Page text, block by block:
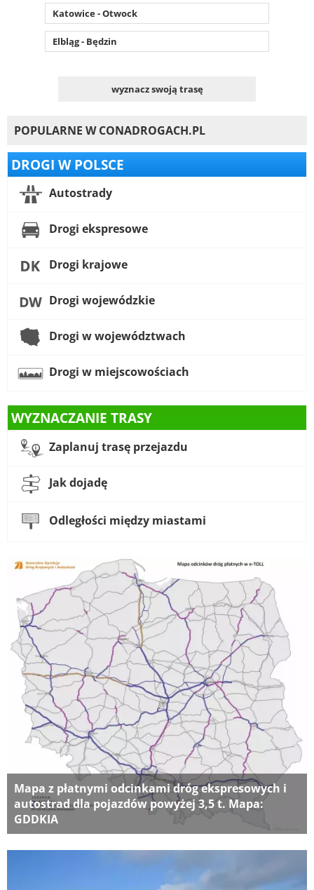
Katowice - Otwock
Elbląg - Będzin
wyznacz swoją trasę
POPULARNE W CONADROGACH.PL
DROGI W POLSCE
Autostrady
Drogi ekspresowe
Drogi krajowe
Drogi wojewódzkie
Drogi w województwach
Drogi w miejscowościach
WYZNACZANIE TRASY
Zaplanuj trasę przejazdu
Jak dojadę
Odległości między miastami
Mapa z płatnymi odcinkami dróg ekspresowych i
autostrad dla pojazdów powyżej 3,5 t. Mapa:
GDDKIA